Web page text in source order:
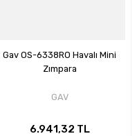
Gav OS-6338RO Havalı Mini
Zımpara
GAV
6.941,32 TL